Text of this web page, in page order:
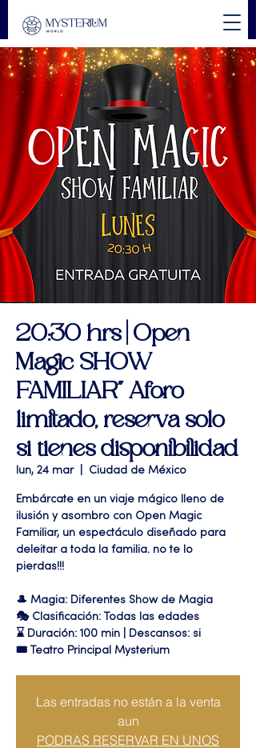
20:30 hrs | Open
Magic SHOW
FAMILIAR" Aforo
limitado, reserva solo
si tienes disponibilidad
lun, 24 mar
  |
Ciudad de México
Embárcate en un viaje mágico lleno de
ilusión y asombro con Open Magic
Familiar, un espectáculo diseñado para
deleitar a toda la familia. no te lo
pierdas!!!
🎩 Magia: Diferentes Show de Magia
🎭 Clasificación: Todas las edades
⌛ Duración: 100 min | Descansos: si
🎟 Teatro Principal Mysterium
Las entradas no están a la venta
aun
PODRAS RESERVAR EN UNOS